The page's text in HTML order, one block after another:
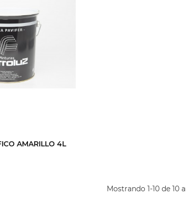
AMARILLO 4L
Mostrando 1-10 de 10